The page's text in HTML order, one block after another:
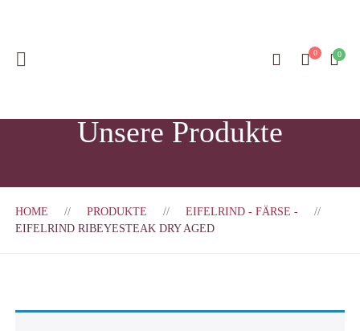
Unsere Produkte
HOME PRODUKTE
EIFELRIND - FÄRSE -
EIFELRIND RIBEYESTEAK DRY AGED